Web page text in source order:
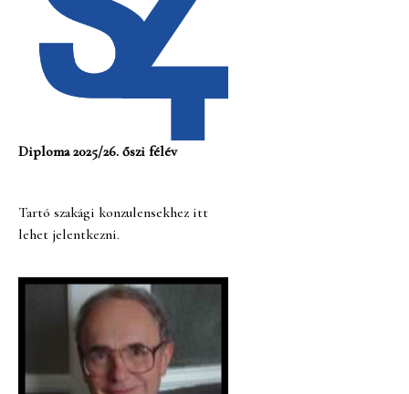
Diploma 2025/26. őszi félév
Tartó szakági konzulensekhez itt
lehet jelentkezni.